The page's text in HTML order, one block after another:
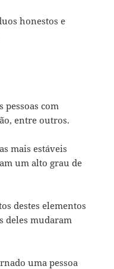
honestos e
pessoas com
entre outros.
mais estáveis
um alto grau de
destes elementos
deles mudaram
uma pessoa